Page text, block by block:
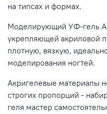
на типсах и формах.
Моделирующий УФ-гель
укрепляющей акриловой
плотную, вязкую,
моделирования ногтей.
Акригелевые материалы
строгих пропорций -
геля мастер